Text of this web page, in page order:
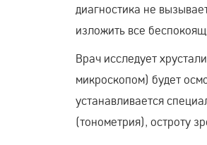
диагностика не
изложить все
Врач исследует
микроскопом) будет
устанавливается
(тонометрия), остроту